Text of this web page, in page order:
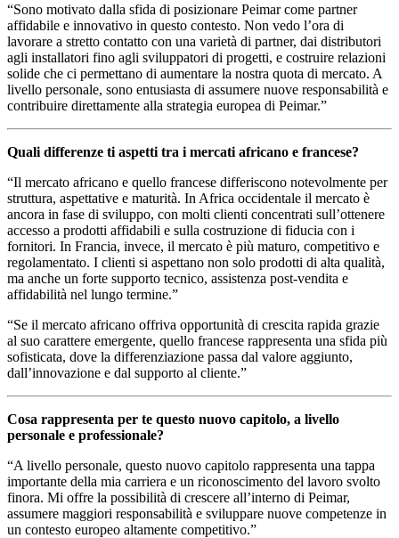
“Sono motivato dalla sfida di posizionare Peimar come partner
affidabile e innovativo in questo contesto. Non vedo l’ora di
lavorare a stretto contatto con una varietà di partner, dai distributori
agli installatori fino agli sviluppatori di progetti, e costruire relazioni
solide che ci permettano di aumentare la nostra quota di mercato. A
livello personale, sono entusiasta di assumere nuove responsabilità e
contribuire direttamente alla strategia europea di Peimar.”
Quali differenze ti aspetti tra i mercati africano e francese?
“Il mercato africano e quello francese differiscono notevolmente per
struttura, aspettative e maturità. In Africa occidentale il mercato è
ancora in fase di sviluppo, con molti clienti concentrati sull’ottenere
accesso a prodotti affidabili e sulla costruzione di fiducia con i
fornitori. In Francia, invece, il mercato è più maturo, competitivo e
regolamentato. I clienti si aspettano non solo prodotti di alta qualità,
ma anche un forte supporto tecnico, assistenza post-vendita e
affidabilità nel lungo termine.”
“Se il mercato africano offriva opportunità di crescita rapida grazie
al suo carattere emergente, quello francese rappresenta una sfida più
sofisticata, dove la differenziazione passa dal valore aggiunto,
dall’innovazione e dal supporto al cliente.”
Cosa rappresenta per te questo nuovo capitolo, a livello
personale e professionale?
“A livello personale, questo nuovo capitolo rappresenta una tappa
importante della mia carriera e un riconoscimento del lavoro svolto
finora. Mi offre la possibilità di crescere all’interno di Peimar,
assumere maggiori responsabilità e sviluppare nuove competenze in
un contesto europeo altamente competitivo.”